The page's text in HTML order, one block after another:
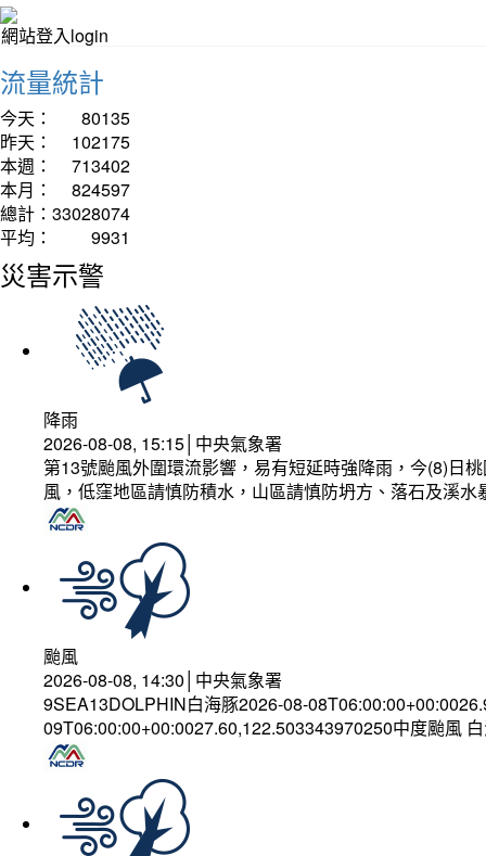
網站登入login
流量統計
今天：
80135
昨天：
102175
本週：
713402
本月：
824597
總計： 33028074
平均：
9931
災害示警
降雨
2026-08-08, 15:15│中央氣象署
第13號颱風外圍環流影響，易有短延時強降雨，今(8)日
風，低窪地區請慎防積水，山區請慎防坍方、落石及溪
颱風
2026-08-08, 14:30│中央氣象署
9SEA13DOLPHIN白海豚2026-08-
09T06:00:00+00:0027.60,122.503343970250中度颱風